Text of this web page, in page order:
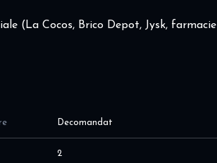
(La Cocos, Brico Depot, Jysk, farmacie
Decomandat
2